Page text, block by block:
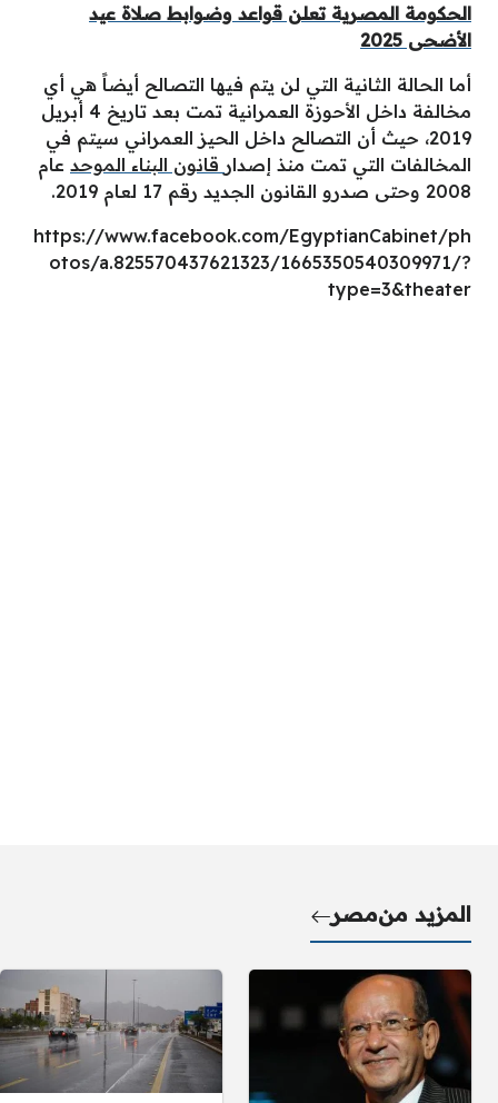
الحكومة المصرية تعلن قواعد وضوابط صلاة عيد
الأضحى 2025
أما الحالة الثانية التي لن يتم فيها التصالح أيضاً هي أي
مخالفة داخل الأحوزة العمرانية تمت بعد تاريخ 4 أبريل
2019، حيث أن التصالح داخل الحيز العمراني سيتم في
المخالفات التي تمت منذ إصدار قانون البناء الموحد عام
2008 وحتى صدرو القانون الجديد رقم 17 لعام 2019.
https://www.facebook.com/EgyptianCabinet/ph
otos/a.825570437621323/1665350540309971/?
type=3&theater
المزيد منمصر